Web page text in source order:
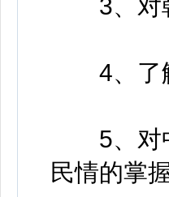
3、对朝
4、了解
5、对中
民情的掌